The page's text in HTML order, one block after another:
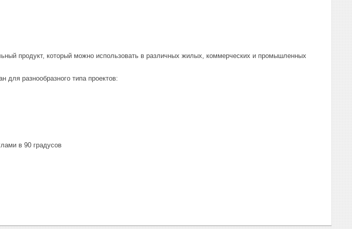
продукт, который можно использовать в различных жилых, коммерческих и промышленных
для разнообразного типа проектов:
в 90 градусов